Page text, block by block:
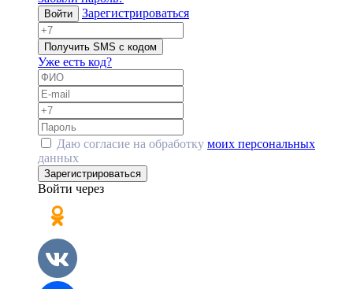
Войти Зарегистрироваться
Получить SMS с кодом
Уже есть код?
Даю согласие на обработку моих персональных
данных
Зарегистрироваться
Войти через